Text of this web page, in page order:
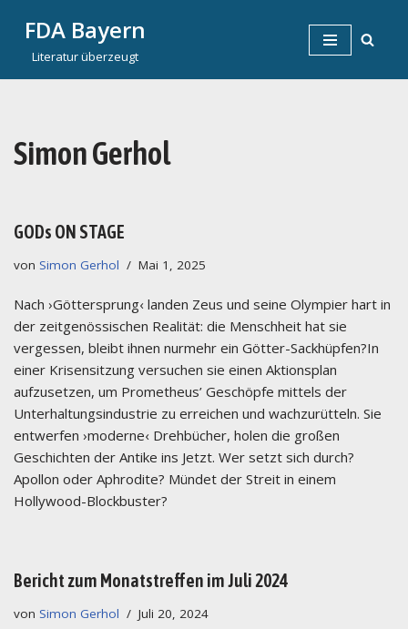
Zum
FDA Bayern
Literatur überzeugt
Simon Gerhol
GODs ON STAGE
von Simon Gerhol Mai 1, 2025
Nach ›Göttersprung‹ landen Zeus und seine Olympier hart in
der zeitgenössischen Realität: die Menschheit hat sie
vergessen, bleibt ihnen nurmehr ein Götter-Sackhüpfen?In
einer Krisensitzung versuchen sie einen Aktionsplan
aufzusetzen, um Prometheus’ Geschöpfe mittels der
Unterhaltungsindustrie zu erreichen und wachzurütteln. Sie
entwerfen ›moderne‹ Drehbücher, holen die großen
Geschichten der Antike ins Jetzt. Wer setzt sich durch?
Apollon oder Aphrodite? Mündet der Streit in einem
Hollywood-Blockbuster?
Bericht zum Monatstreffen im Juli 2024
von Simon Gerhol Juli 20, 2024